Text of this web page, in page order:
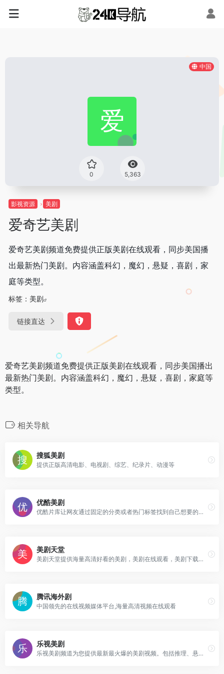
中国
0 5,363
影视资源 美剧
爱奇艺美剧
爱奇艺美剧频道免费提供正版美剧在线观看，同步美国播
出最新热门美剧。内容涵盖科幻，魔幻，悬疑，喜剧，家
庭等类型。
标签： 美剧
链接直达
爱奇艺美剧频道免费提供正版美剧在线观看，同步美国播出
最新热门美剧。内容涵盖科幻，魔幻，悬疑，喜剧，家庭等
类型。
相关导航
搜狐美剧
提供正版高清电影、电视剧、综艺、纪录片、动漫等
优酷美剧
优酷片库让网友通过固定的分类或者热门标签找到自己想要的视频节目，在优酷片库，你可以观看海量视频节目。
美剧天堂
美剧天堂提供海量高清好看的美剧，美剧在线观看，美剧下载，各类精彩美剧保持每日更新，第一时间为广大美剧迷推荐精彩好看的美剧节目。
腾讯海外剧
中国领先的在线视频媒体平台,海量高清视频在线观看
乐视美剧
乐视美剧频道为您提供最新最火爆的美剧视频。包括推理、悬疑、犯罪、科幻、魔幻、异次元、时尚、喜剧、家庭等美剧类型。